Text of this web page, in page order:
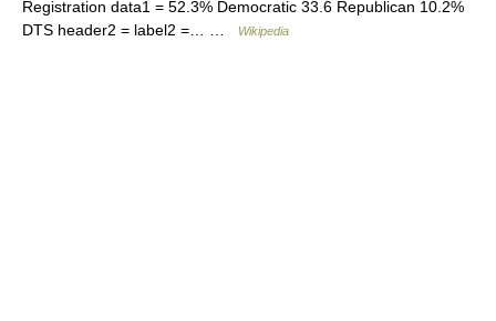
Registration data1 = 52.3% Democratic 33.6 Republican 10.2%
DTS header2 = label2 =… …
Wikipedia